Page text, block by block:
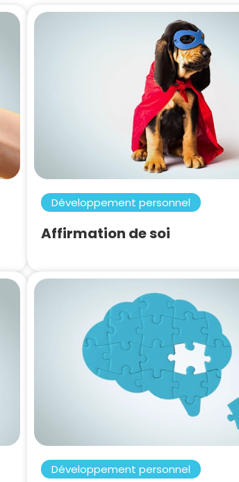
Développement personnel
Affirmation de soi
Développement personnel